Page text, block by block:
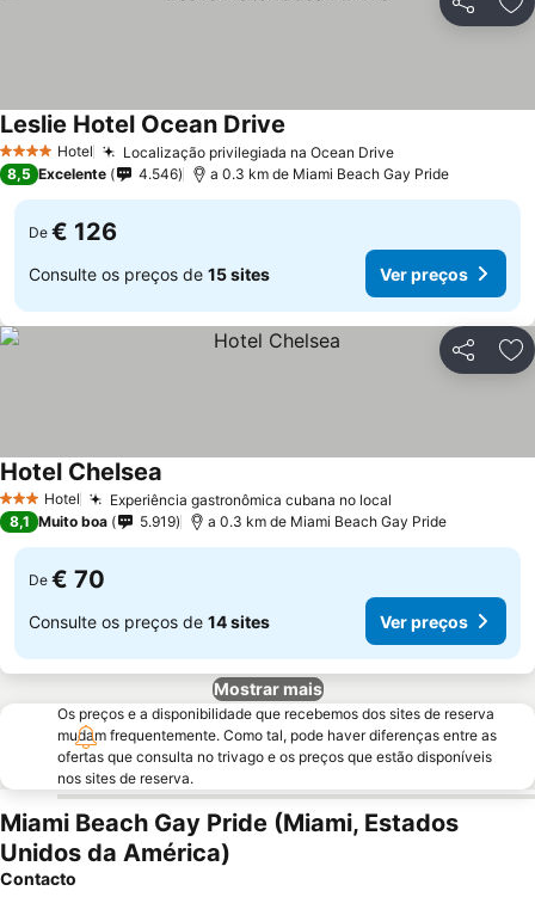
Partilhar
4 EstrelasHotel Localização privilegiada na Ocean DriveVer preços
Leslie Hotel Ocean Drive
8,5 Excelente 4.546 a 0.3 km de Miami Beach Gay Pride
De € 126
Consulte os preços de 15 sites Ver preços
Partilhar
3 EstrelasHotel Experiência gastronômica cubana no local
Hotel Chelsea
8,1 Muito boa 5.919 a 0.3 km de Miami Beach Gay Pride
De € 70
Consulte os preços de 14 sites Ver preços
Mostrar mais
Os preços e a disponibilidade que recebemos dos sites de reserva
mudam frequentemente. Como tal, pode haver diferenças entre as
ofertas que consulta no trivago e os preços que estão disponíveis
nos sites de reserva.
Miami Beach Gay Pride (Miami, Estados
Unidos da América)
Contacto